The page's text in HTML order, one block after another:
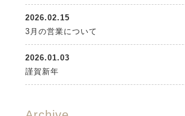
2026.02.15
3月の営業について
2026.01.03
謹賀新年